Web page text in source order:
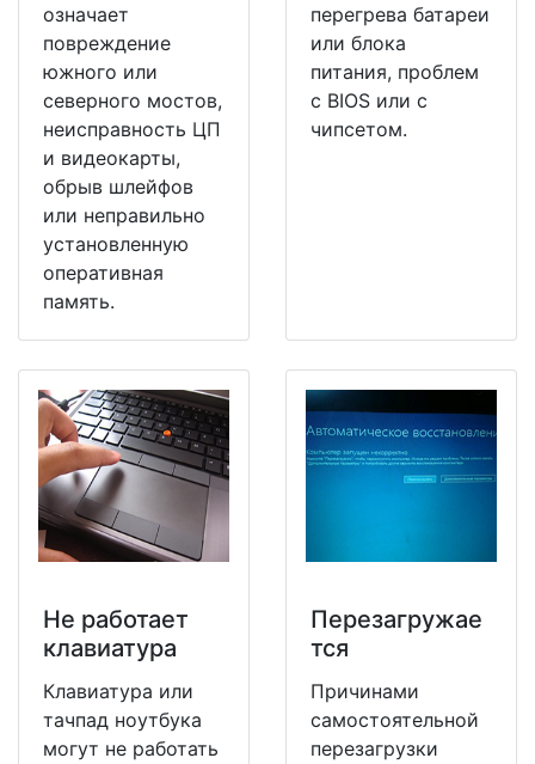
означает
повреждение
южного или
северного мостов,
неисправность ЦП
и видеокарты,
обрыв шлейфов
или неправильно
установленную
оперативная
память.
перегрева батареи
или блока
питания, проблем
с BIOS или с
чипсетом.
Не работает
клавиатура
Клавиатура или
тачпад ноутбука
могут не работать
Перезагружае
тся
Причинами
самостоятельной
перезагрузки